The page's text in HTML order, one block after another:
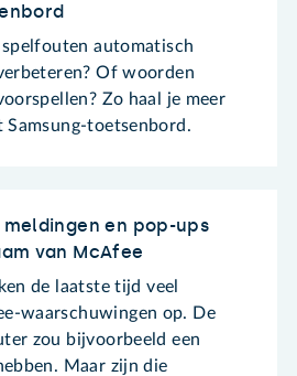
automatisch
Of woorden
Zo haal je meer
Samsung-toetsenbord.
meldingen en pop-ups
van McAfee
de laatste tijd veel
waarschuwingen op. De
zou bijvoorbeeld een
Maar zijn die